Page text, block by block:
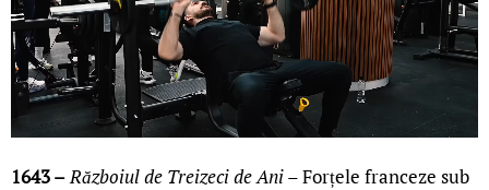
1643 –Războiul de Treizeci de Ani –Forțele franceze sub